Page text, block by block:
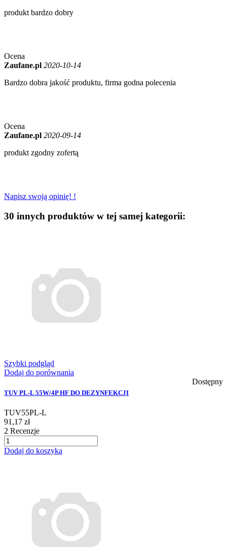
produkt bardzo dobry
Ocena
Zaufane.pl 2020-10-14
Bardzo dobra jakość produktu, firma godna polecenia
Ocena
Zaufane.pl 2020-09-14
produkt zgodny zofertą
Napisz swoją opinię! !
30 innych produktów w tej samej kategorii:
Szybki podgląd
Dodaj do porównania
Dostępny
TUV PL-L 55W/4P HF DO DEZYNFEKCJI
TUV55PL-L
91,17 zł
2 Recenzje
Dodaj do koszyka